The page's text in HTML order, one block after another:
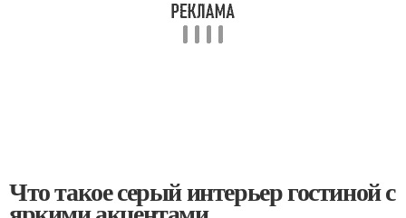
Что такое серый интерьер гостиной с